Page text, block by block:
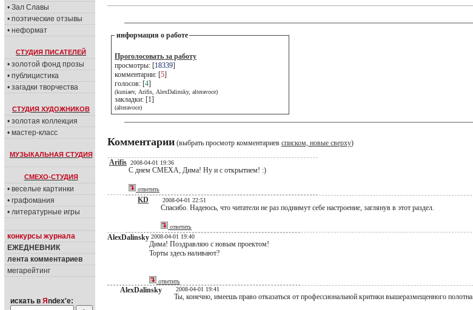
• Зал Славы
• поэтические отзывы
• неформат
СТУДИЯ ПИСАТЕЛЕЙ
• золотой фонд прозы
• публицистика
• загадки творчества
СТУДИЯ ХУДОЖНИКОВ
• золотая коллекция
• мастер-класс
МУЗЫКАЛЬНАЯ СТУДИЯ
СМЕХО-СТУДИЯ
• веселые картинки
• графомания
• литературные игры
конкурсы журнала
ЕЖЕДНЕВНИК
лента комментариев
мегарейтинг
искать в Я ndex'е:
информация о работе
Проголосовать за работу
просмотры: [18339]
комментарии: [5]
голосов: [4]
(kuniaev, Arifis, AlexDalinsky, alteravoce)
закладки: [1]
(alteravoce)
Комментарии (выбрать просмотр комментариев списком, новые сверху)
Arifis 2008-04-01 19:36
С днем СМЕХА, Дима! Ну и с открытием! :)
ответить
KD 2008-04-01 22:51
Спасибо. Надеюсь, что читатели не раз поднимут себе настроение, заглянув в этот раздел.
ответить
AlexDalinsky 2008-04-01 19:40
Дима! Поздравляю с новым проектом!
Торты здесь наливают?
ответить
AlexDalinsky 2008-04-01 19:41
Ты, конечно, имеешь право отказаться от профессиональной критики вышеразмещенного